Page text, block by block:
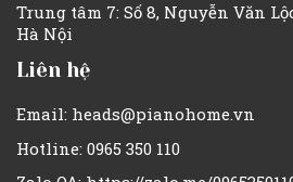
Trung tâm 7: Số 8, Nguyễn Văn
Hà Nội
Liên hệ
Email: heads@pianohome.vn
Hotline: 0965 350 110